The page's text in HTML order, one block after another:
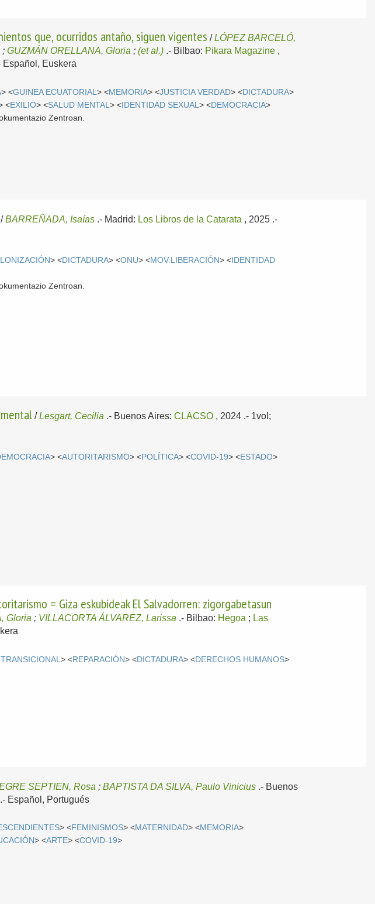
que, ocurridos antaño, siguen vigentes /LÓPEZ BARCELÓ,
;GUZMÁN ORELLANA, Gloria ;(et al.) .- Bilbao: Pikara Magazine ,
Español, Euskera
> <GUINEA ECUATORIAL> <MEMORIA> <JUSTICIA VERDAD> <DICTADURA>
<EXILIO> <SALUD MENTAL> < IDENTIDAD SEXUAL> <DEMOCRACIA>
Zentroan.
/BARREÑADA, Isaías .- Madrid: Los Libros de la Catarata , 2025 .-
> <DICTADURA> <ONU> <MOV.LIBERACIÓN> < IDENTIDAD
Zentroan.
/Lesgart, Cecilia .- Buenos Aires:CLACSO , 2024 .- 1vol;
> <AUTORITARISMO> <POLÍTICA> <COVID-19> <ESTADO>
= Giza eskubideak El Salvadorren: zigorgabetasun
Gloria ; VILLACORTA ÁLVAREZ, Larissa .- Bilbao: Hegoa ; Las
> <REPARACIÓN> <DICTADURA> <DERECHOS HUMANOS>
SEPTIEN, Rosa ;BAPTISTA DA SILVA, Paulo Vinicius .- Buenos
Español, Portugués
> <FEMINISMOS> <MATERNIDAD> <MEMORIA>
> <ARTE> <COVID-19>